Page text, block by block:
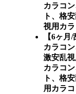
カラコ
ト、格
視用カ
【6ヶ
カラコ
激安乱
カラコ
ト、格
用カラ